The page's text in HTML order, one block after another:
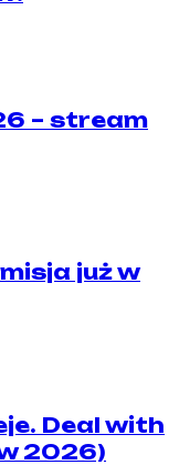
– stream
już w
Deal with
2026)